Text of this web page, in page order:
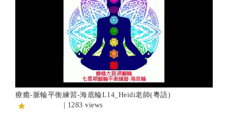
療癒-脈輪平衡練習-海底輪L14_Heidi老師(粵語)
| 1283 views